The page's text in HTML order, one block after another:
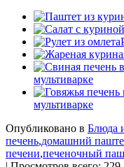
мультиварке
мультиварке
Опубликовано в Блюда
печень,домашний
печени,печеночный